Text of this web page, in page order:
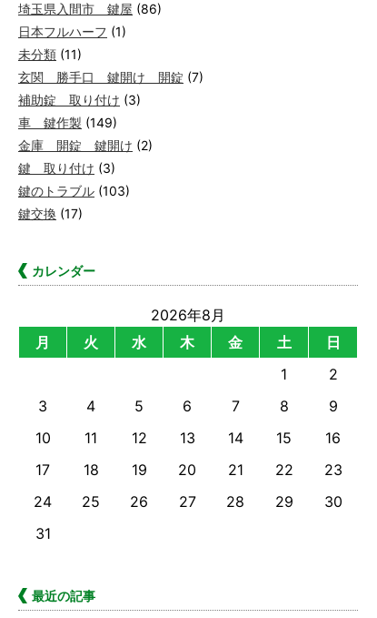
埼玉県入間市 鍵屋 (86)
日本フルハーフ (1)
未分類 (11)
玄関 勝手口 鍵開け 開錠 (7)
補助錠 取り付け (3)
車 鍵作製 (149)
金庫 開錠 鍵開け (2)
鍵 取り付け (3)
鍵のトラブル (103)
鍵交換 (17)
カレンダー
2026年8月
月
火 水 木 金 土
日
1
2
3
4 5 6 7 8
9
10
11 12 13 14 15
16
17
18 19 20 21 22
23
24
25 26 27 28 29
30
31
最近の記事